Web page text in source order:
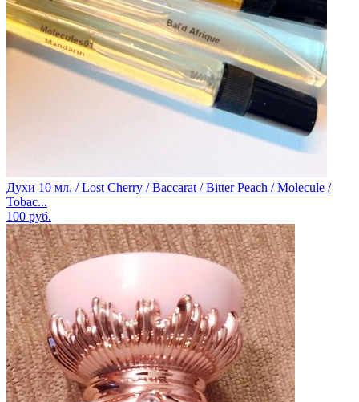
Духи 10 мл. / Lost Cherry / Baccarat / Bitter Peach / Molecule /
Tobac...
100 руб.